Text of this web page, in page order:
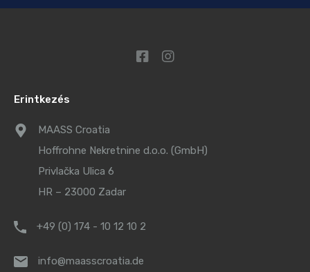
Erintkezés
MAASS Croatia
Hoffrohne Nekretnine d.o.o. (GmbH)
Privlačka Ulica 6
HR – 23000 Zadar
+49 (0) 174 - 10 12 10 2
info@maasscroatia.de